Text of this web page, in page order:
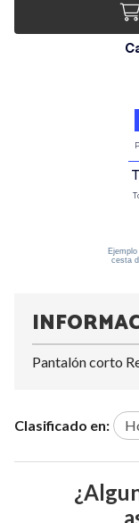
Pantalón corto
Clasificado en: